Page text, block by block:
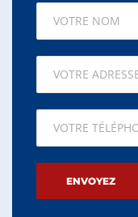
Please leave this